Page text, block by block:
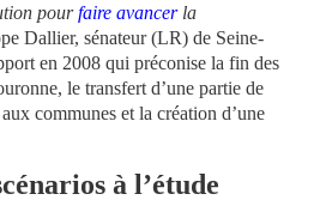
pourfaire avancerla
Dallier, sénateur (LR) de Seine-
en 2008 qui préconise la fin des
le transfert d’une partie de
communes et la création d’une
à l’étude